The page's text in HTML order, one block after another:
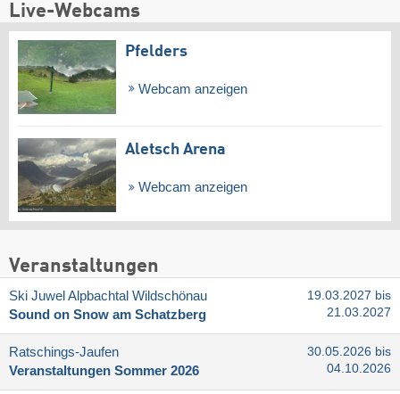
Live-Webcams
Pfelders
Webcam anzeigen
Aletsch Arena
Webcam anzeigen
Veranstaltungen
Ski Juwel Alpbachtal Wildschönau
Sound on Snow am Schatzberg
19.03.2027 bis
21.03.2027
Ratschings-Jaufen
Veranstaltungen Sommer 2026
30.05.2026 bis
04.10.2026